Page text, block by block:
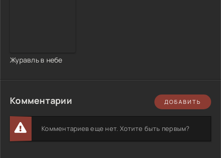
Журавль в небе
Комментарии ДОБАВИТЬ
Комментариев еще нет. Хотите быть первым?